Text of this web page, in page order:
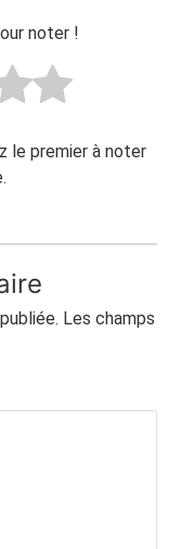
noter !
le premier à noter
Les champs